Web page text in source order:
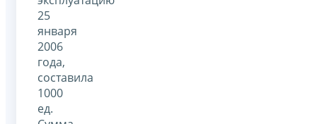
25
января
2006
года,
составила
1000
ед.